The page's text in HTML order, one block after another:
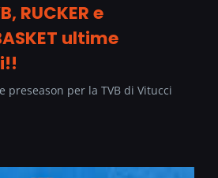
RUCKER e
ultime
preseason per la TVB di Vitucci